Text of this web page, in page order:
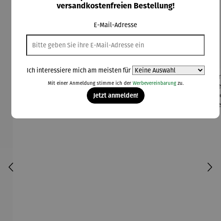
Kunden kauften auch
versandkostenfreien Bestellung!
E-Mail-Adresse
Ich interessiere mich am meisten für
Mit einer Anmeldung stimme ich der Werbevereinbarungzu.
Jetzt anmelden!